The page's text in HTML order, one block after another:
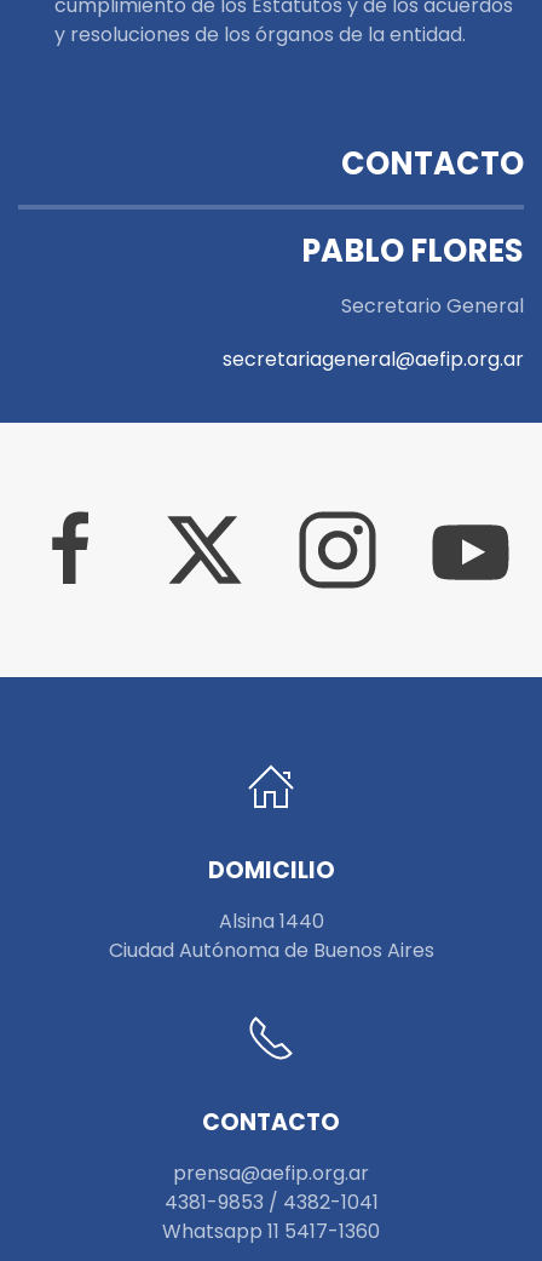
y resoluciones de los órganos de la entidad.
CONTACTO
PABLO FLORES
Secretario General
secretariageneral@aefip.org.ar
DOMICILIO
Alsina 1440
Ciudad Autónoma de Buenos Aires
CONTACTO
prensa@aefip.org.ar
4381-9853 / 4382-1041
Whatsapp 11 5417-1360